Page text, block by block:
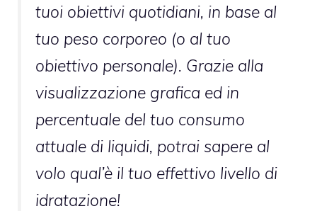
tuoi obiettivi quotidiani, in base al
tuo peso corporeo (o al tuo
obiettivo personale). Grazie alla
visualizzazione grafica ed in
percentuale del tuo consumo
attuale di liquidi, potrai sapere al
volo qual’è il tuo effettivo livello di
idratazione!